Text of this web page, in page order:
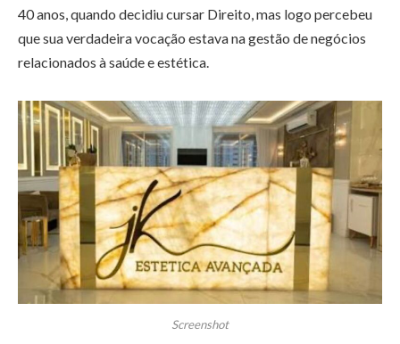
40 anos, quando decidiu cursar Direito, mas logo percebeu
que sua verdadeira vocação estava na gestão de negócios
relacionados à saúde e estética.
Screenshot